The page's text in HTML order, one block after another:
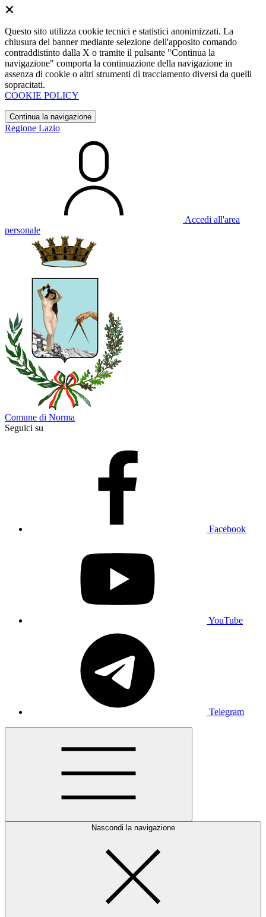
Questo sito utilizza cookie tecnici e statistici anonimizzati. La
chiusura del banner mediante selezione dell'apposito comando
contraddistinto dalla X o tramite il pulsante "Continua la
navigazione" comporta la continuazione della navigazione in
assenza di cookie o altri strumenti di tracciamento diversi da quelli
sopracitati.
COOKIE POLICY
Continua la navigazione
Regione Lazio
Accedi all'area
personale
Comune di Norma
Seguici su
Facebook
YouTube
Telegram
Nascondi la navigazione